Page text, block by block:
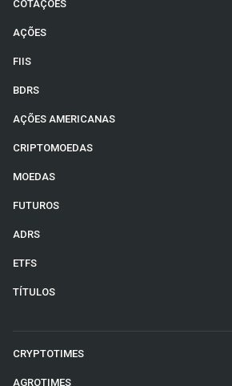
COTAÇÕES
AÇÕES
FIIS
BDRS
AÇÕES AMERICANAS
CRIPTOMOEDAS
MOEDAS
FUTUROS
ADRS
ETFS
TÍTULOS
CRYPTOTIMES
AGROTIMES